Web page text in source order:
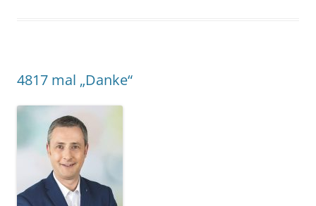
4817 mal „Danke“